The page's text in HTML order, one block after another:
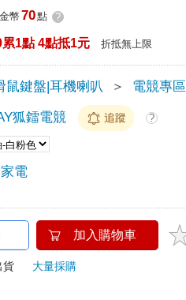
幣 70點 ?
累1點 4點抵1元 折抵無上限
鼠鍵盤|耳機喇叭 ＞ 電競專區
狐鐳電競 追蹤 ?
電
加入購物車
貨 大量採購